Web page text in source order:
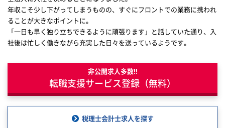
年収こそ少し下がってしまうものの、すぐにフロントでの業務に携われ
ることが大きなポイントに。
「一日も早く独り立ちできるように頑張ります」と話していた通り、入
社後は忙しく働きながら充実した日々を送っているようです。
非公開求人多数!!
転職支援サービス登録（無料）
税理士会計士求人を探す